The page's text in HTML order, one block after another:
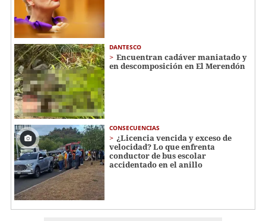
DANTESCO
Encuentran cadáver maniatado y
en descomposición en El Merendón
CONSECUENCIAS
¿Licencia vencida y exceso de
velocidad? Lo que enfrenta
conductor de bus escolar
accidentado en el anillo